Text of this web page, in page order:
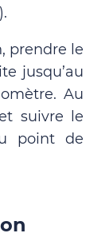
prendre le
jusqu’au
Au
suivre le
point de